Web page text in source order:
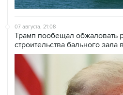
07 августа, 21:08
Трамп пообещал обжаловать
строительства бального